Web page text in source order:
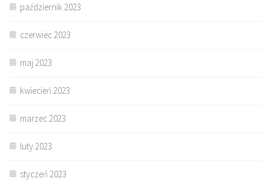
październik 2023
czerwiec 2023
maj 2023
kwiecień 2023
marzec 2023
luty 2023
styczeń 2023